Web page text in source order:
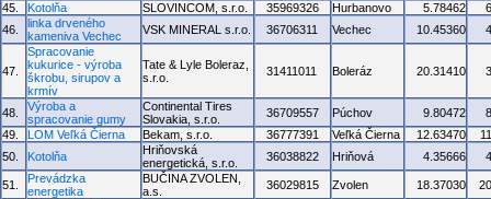
45. Kotolňa SLOVINCOM, s.r.o. 35969326 Hurbanovo 5.78462
46.
linka drveného
kameniva Vechec
VSK MINERAL s.r.o. 36706311 Vechec 10.45360
47.
Spracovanie
kukurice - výroba
škrobu, sirupov a
krmív
Tate & Lyle Boleraz,
s.r.o.
31411011 Boleráz 20.31410
48.
Výroba a
spracovanie gumy
Continental Tires
Slovakia, s.r.o.
36709557 Púchov 9.80472
49.
LOM Veľká Čierna Bekam, s.r.o. 36777391 Veľká Čierna 12.63470
50.
Kotolňa
Hriňovská
energetická, s.r.o.
36038822 Hriňová 4.35666
51.
Prevádzka
energetika
BUČINA ZVOLEN,
a.s.
36029815 Zvolen 18.37030